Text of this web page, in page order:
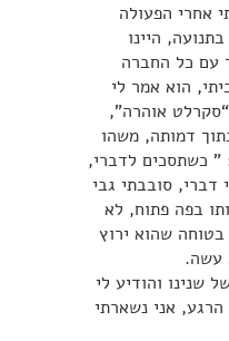
אחרי הפעולה
היינו
עם כל החברה
הוא אמר לי
אוהרה”,
דמותה, משהו
” כשתסכים לדברי,
דברי, סובבתי גבי
בפה פתוח, לא
שהוא ירוץ
עשה.
שנינו והודיע לי
אני נשארתי